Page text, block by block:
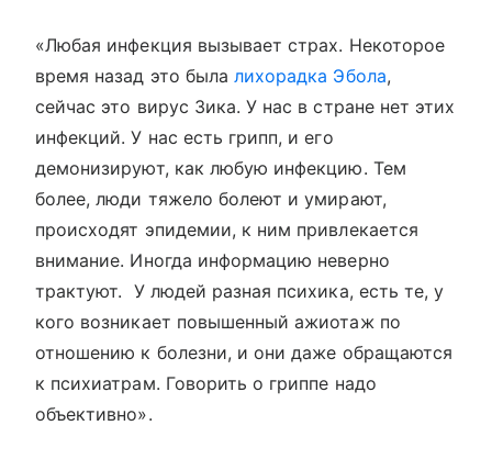
«Любая инфекция вызывает страх. Некоторое
время назад это былалихорадка Эбола,
сейчас это вирус Зика. У нас в стране нет этих
инфекций. У нас есть грипп, и его
демонизируют, как любую инфекцию. Тем
более, люди тяжело болеют и умирают,
происходят эпидемии, к ним привлекается
внимание. Иногда информацию неверно
трактуют. У людей разная психика, есть те, у
кого возникает повышенный ажиотаж по
отношению к болезни, и они даже обращаются
к психиатрам. Говорить о гриппе надо
объективно».